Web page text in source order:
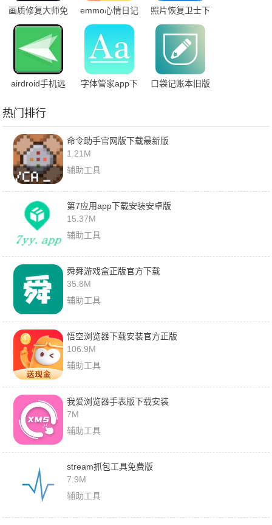
画质修复大师免
费版
emmo心情日记
安卓版
照片恢复卫士下
载安卓版
airdroid手机远
字体管家app下
口袋记账本旧版
热门排行
命令助手官网版下载最新版
1.21M
辅助工具
第7应用app下载安装安卓版
15.37M
辅助工具
舜舜游戏盒正版官方下载
35.8M
辅助工具
悟空浏览器下载安装官方正版
106.9M
辅助工具
我爱浏览器手表版下载安装
7M
辅助工具
stream抓包工具免费版
7.9M
辅助工具